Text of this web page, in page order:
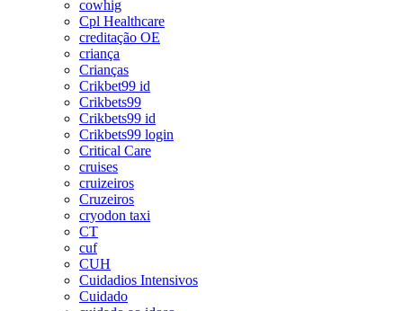
cowhig
Cpl Healthcare
creditação OE
criança
Crianças
Crikbet99 id
Crikbets99
Crikbets99 id
Crikbets99 login
Critical Care
cruises
cruizeiros
Cruzeiros
cryodon taxi
CT
cuf
CUH
Cuidadios Intensivos
Cuidado